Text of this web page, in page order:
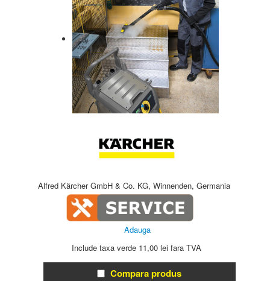
Alfred Kärcher GmbH & Co. KG, Winnenden, Germania
Adauga
Include taxa verde 11,00 lei fara TVA
Compara produs